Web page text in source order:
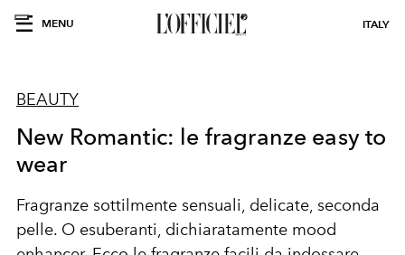
MENU ITALY
BEAUTY
New Romantic: le fragranze easy to
wear
Fragranze sottilmente sensuali, delicate, seconda
pelle. O esuberanti, dichiaratamente mood